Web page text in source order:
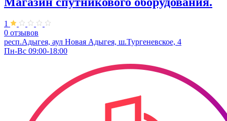
1
0 отзывов
респ.Адыгея, аул Новая Адыгея, ш.Тургеневское, 4
Пн-Вс 09:00-18:00